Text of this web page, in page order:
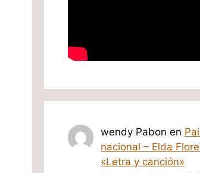
wendy Pabon en
nacional – Elda
«Letra y canción»